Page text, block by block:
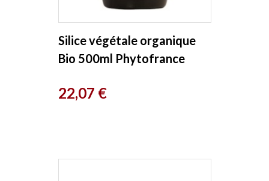
Silice végétale organique
Bio 500ml Phytofrance
Prix
22,07 €